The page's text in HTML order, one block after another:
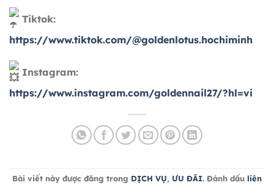
Tiktok:
https://www.tiktok.com/@goldenlotus.hochiminh
Instagram:
https://www.instagram.com/goldennail27/?hl=vi
Bài viết này được đăng trong DỊCH VỤ, ƯU ĐÃI. Đánh dấu liên